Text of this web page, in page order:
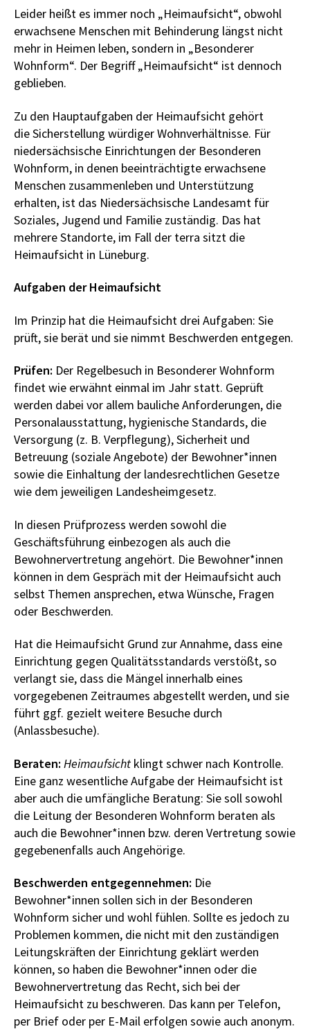
Leider heißt es immer noch „Heimaufsicht“, obwohl
erwachsene Menschen mit Behinderung längst nicht
mehr in Heimen leben, sondern in „Besonderer
Wohnform“. Der Begriff „Heimaufsicht“ ist dennoch
geblieben.
Zu den Hauptaufgaben der Heimaufsicht gehört
die Sicherstellung würdiger Wohnverhältnisse. Für
niedersächsische Einrichtungen der Besonderen
Wohnform, in denen beeinträchtigte erwachsene
Menschen zusammenleben und Unterstützung
erhalten, ist das Niedersächsische Landesamt für
Soziales, Jugend und Familie zuständig. Das hat
mehrere Standorte, im Fall der terra sitzt die
Heimaufsicht in Lüneburg.
Aufgaben der Heimaufsicht
Im Prinzip hat die Heimaufsicht drei Aufgaben: Sie
prüft, sie berät und sie nimmt Beschwerden entgegen.
Prüfen: Der Regelbesuch in Besonderer Wohnform
findet wie erwähnt einmal im Jahr statt. Geprüft
werden dabei vor allem bauliche Anforderungen, die
Personalausstattung, hygienische Standards, die
Versorgung (z. B. Verpflegung), Sicherheit und
Betreuung (soziale Angebote) der Bewohner*innen
sowie die Einhaltung der landesrechtlichen Gesetze
wie dem jeweiligen Landesheimgesetz.
In diesen Prüfprozess werden sowohl die
Geschäftsführung einbezogen als auch die
Bewohnervertretung angehört. Die Bewohner*innen
können in dem Gespräch mit der Heimaufsicht auch
selbst Themen ansprechen, etwa Wünsche, Fragen
oder Beschwerden.
Hat die Heimaufsicht Grund zur Annahme, dass eine
Einrichtung gegen Qualitätsstandards verstößt, so
verlangt sie, dass die Mängel innerhalb eines
vorgegebenen Zeitraumes abgestellt werden, und sie
führt ggf. gezielt weitere Besuche durch
(Anlassbesuche).
Beraten: Heimaufsicht klingt schwer nach Kontrolle.
Eine ganz wesentliche Aufgabe der Heimaufsicht ist
aber auch die umfängliche Beratung: Sie soll sowohl
die Leitung der Besonderen Wohnform beraten als
auch die Bewohner*innen bzw. deren Vertretung sowie
gegebenenfalls auch Angehörige.
Beschwerden entgegennehmen: Die
Bewohner*innen sollen sich in der Besonderen
Wohnform sicher und wohl fühlen. Sollte es jedoch zu
Problemen kommen, die nicht mit den zuständigen
Leitungskräften der Einrichtung geklärt werden
können, so haben die Bewohner*innen oder die
Bewohnervertretung das Recht, sich bei der
Heimaufsicht zu beschweren. Das kann per Telefon,
per Brief oder per E-Mail erfolgen sowie auch anonym.